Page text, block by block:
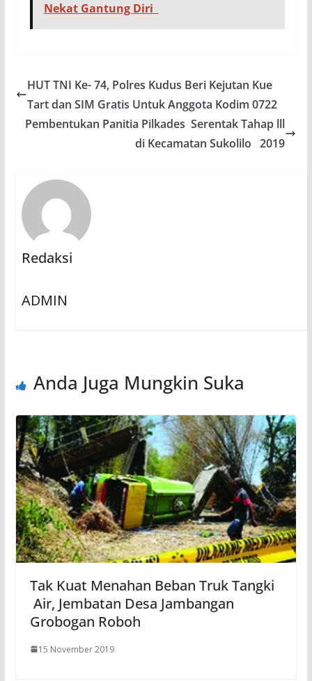
Nekat Gantung Diri
HUT TNI Ke- 74, Polres Kudus Beri Kejutan Kue
Tart dan SIM Gratis Untuk Anggota Kodim 0722
Pembentukan Panitia Pilkades Serentak Tahap lll
di Kecamatan Sukolilo 2019
Redaksi
ADMIN
Anda Juga Mungkin Suka
Tak Kuat Menahan Beban Truk Tangki
Air, Jembatan Desa Jambangan
Grobogan Roboh
15 November 2019